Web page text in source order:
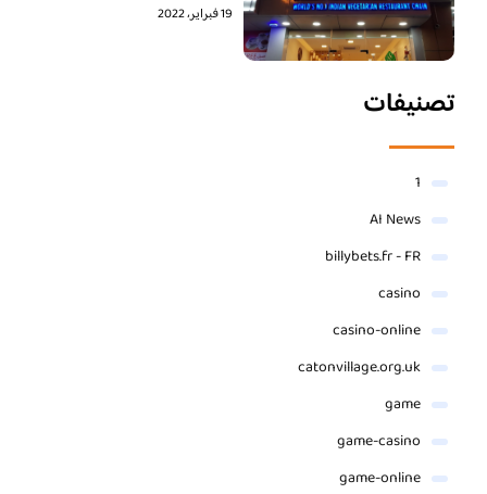
19 فبراير، 2022
تصنيفات
1
AI News
billybets.fr - FR
casino
casino-online
catonvillage.org.uk
game
game-casino
game-online